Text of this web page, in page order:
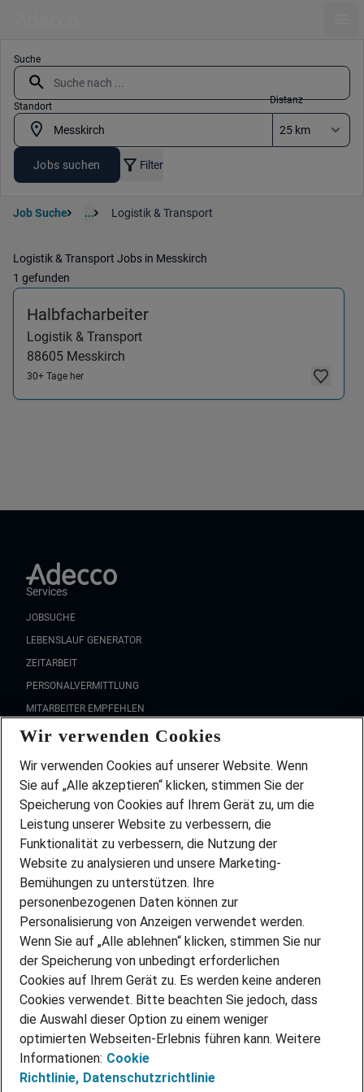
Suche
Standort
Distanz
Jobs suchen Filter
Job Suche ... Logistik & Transport
Logistik & Transport Jobs in Messkirch
1 gefunden
Halbfacharbeiter(Logistik & Transport) in
Logistik & Transport
88605 Messkirch
30+ Tage her
Services
JOBSUCHE
LEBENSLAUF GENERATOR
ZEITARBEIT
PERSONALVERMITTLUNG
MITARBEITER EMPFEHLEN
FAQ
Wir stellen ein!
DEINE BERUFSGRUPPE
DEINE LEBENSSITUATION
PARTNERSHIP WITH AIRBUS
INITIATIV BEWERBEN
ÜBER UNS
STANDORTE
BLOG
PRESSE
KONTAKT
@Adecco 2026
IMPRESSUM
DATENSCHUTZ
Wir verwenden Cookies
Wir verwenden Cookies auf unserer Website. Wenn
Sie auf „Alle akzeptieren“ klicken, stimmen Sie der
Speicherung von Cookies auf Ihrem Gerät zu, um die
Leistung unserer Website zu verbessern, die
Funktionalität zu verbessern, die Nutzung der
Website zu analysieren und unsere Marketing-
Bemühungen zu unterstützen. Ihre
personenbezogenen Daten können zur
Personalisierung von Anzeigen verwendet werden.
Wenn Sie auf „Alle ablehnen“ klicken, stimmen Sie nur
der Speicherung von unbedingt erforderlichen
Cookies auf Ihrem Gerät zu. Es werden keine anderen
Cookies verwendet. Bitte beachten Sie jedoch, dass
die Auswahl dieser Option zu einem weniger
optimierten Webseiten-Erlebnis führen kann. Weitere
Informationen: Cookie
Richtlinie, Datenschutzrichtlinie